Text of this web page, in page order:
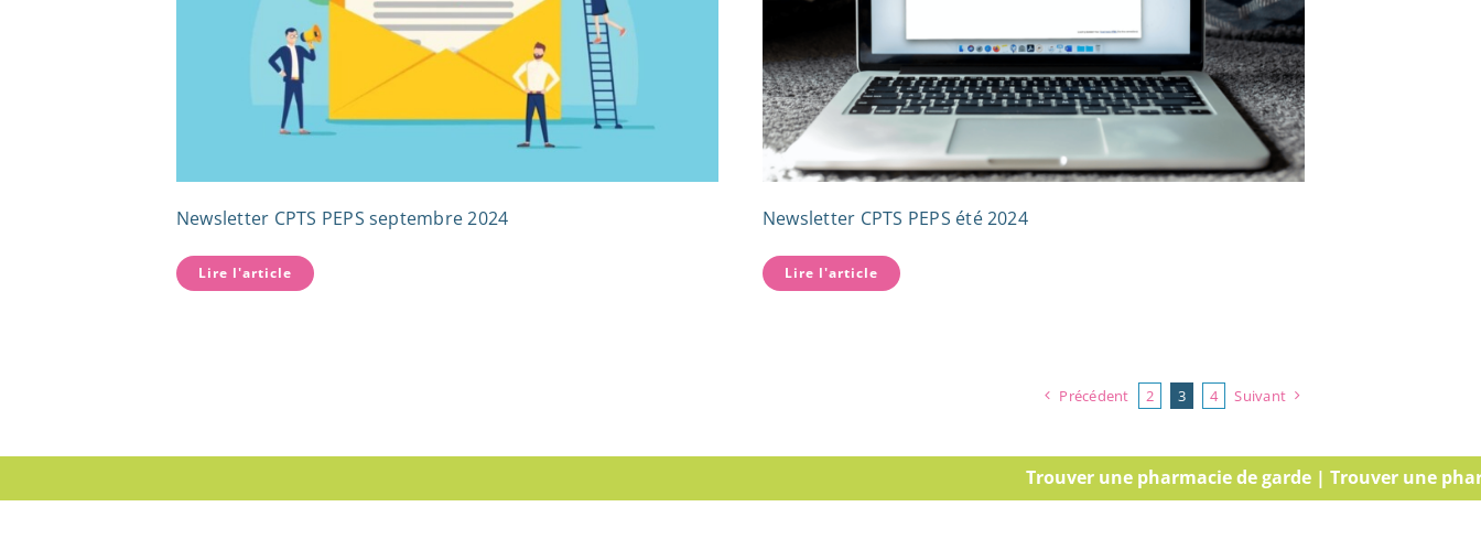
Newsletter CPTS PEPS septembre 2024
Lire l'article
Newsletter CPTS PEPS été 2024
Lire l'article
Précédent 2 3 4 Suivant
Trouver une pharmacie de garde | Trouver une pharmacie